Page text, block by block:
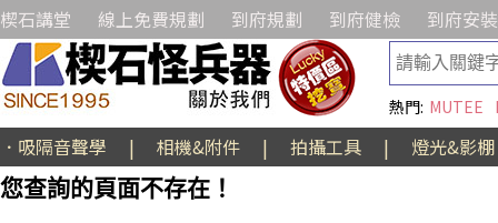
楔石講堂 線上免費規劃 到府規劃 到府健檢 到府安裝
熱門: MUTEE
．吸隔音聲學 | 相機&附件 | 拍攝工具 |
燈光&影棚
您查詢的頁面不存在！